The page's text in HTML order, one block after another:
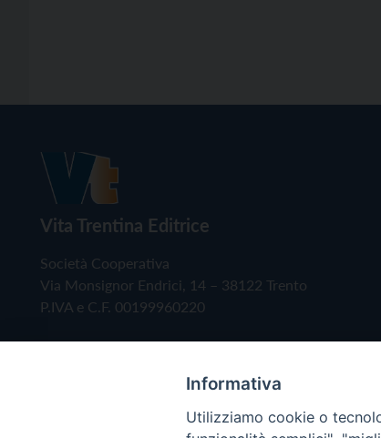
Vita Trentina Editrice
Società Cooperativa
Via Monsignor Endrici, 14 – 38122 Trento
P.IVA e C.F. 00199960220
Informativa
Utilizziamo cookie o